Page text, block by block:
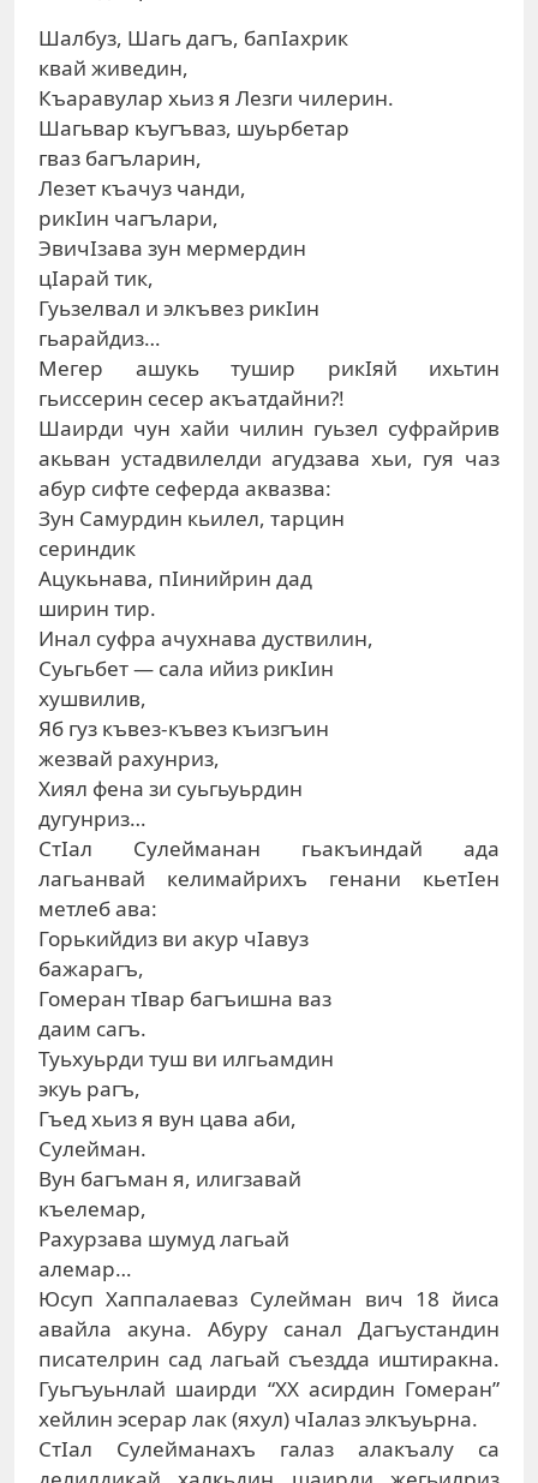
Шалбуз, Шагь дагъ, бапIахрик
квай живедин,
Къаравулар хьиз я Лезги чилерин.
Шагьвар къугъваз, шуьрбетар
гваз багъларин,
Лезет къачуз чанди,
рикIин чагълари,
ЭвичIзава зун мермердин
цIарай тик,
Гуьзелвал и элкъвез рикIин
гьарайдиз…
Мегер ашукь тушир рикIяй ихьтин
гьиссерин сесер акъатдайни?!
Шаирди чун хайи чилин гуьзел суфрайрив
акьван устадвилелди агудзава хьи, гуя чаз
абур сифте сеферда аквазва:
Зун Самурдин кьилел, тарцин
сериндик
Ацукьнава, пIинийрин дад
ширин тир.
Инал суфра ачухнава дуствилин,
Суьгьбет — сала ийиз рикIин
хушвилив,
Яб гуз къвез-къвез къизгъин
жезвай рахунриз,
Хиял фена зи суьгьуьрдин
дугунриз…
СтIал Сулейманан гьакъиндай ада
лагьанвай келимайрихъ генани кьетIен
метлеб ава:
Горькийдиз ви акур чIавуз
бажарагъ,
Гомеран тIвар багъишна ваз
даим сагъ.
Туьхуьрди туш ви илгьамдин
экуь рагъ,
Гъед хьиз я вун цава аби,
Сулейман.
Вун багъман я, илигзавай
къелемар,
Рахурзава шумуд лагьай
алемар…
Юсуп Хаппалаеваз Сулейман вич 18 йиса
авайла акуна. Абуру санал Дагъустандин
писателрин сад лагьай съездда иштиракна.
Гуьгъуьнлай шаирди “ХХ асирдин Гомеран”
хейлин эсерар лак (яхул) чIалаз элкъуьрна.
СтIал Сулейманахъ галаз алакъалу са